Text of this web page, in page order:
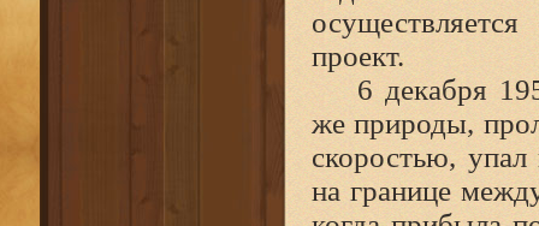
проект.
6 декабря
же природы,
скоростью,
на границе